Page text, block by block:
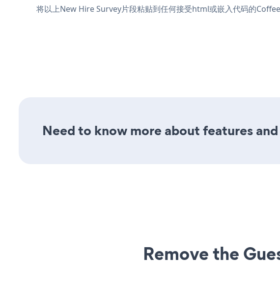
将以上New Hire Survey片段粘贴到任何接受html或嵌入代码的
Need to know more about features
Remove the